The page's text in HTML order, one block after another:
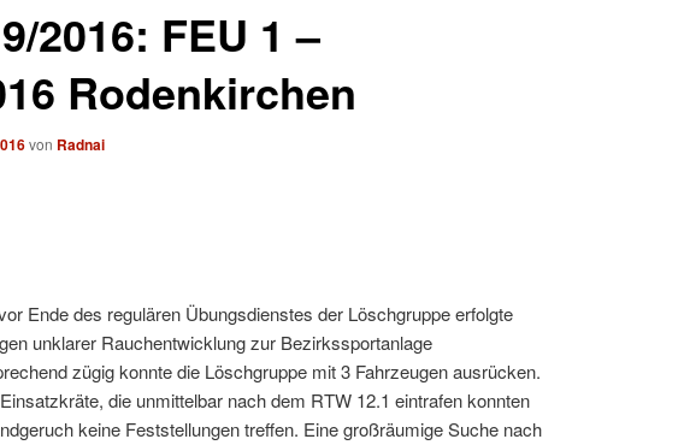
2016: FEU 1 –
Rodenkirchen
von Radnai
Ende des regulären Übungsdienstes der Löschgruppe erfolgte
unklarer Rauchentwicklung zur Bezirkssportanlage
zügig konnte die Löschgruppe mit 3 Fahrzeugen ausrücken.
die unmittelbar nach dem RTW 12.1 eintrafen konnten
keine Feststellungen treffen. Eine großräumige Suche nach